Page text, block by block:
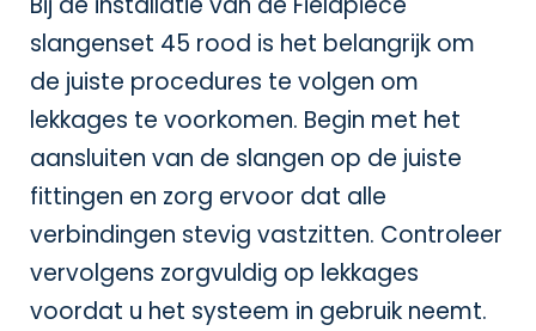
slangenset 45 rood is het belangrijk om
de juiste procedures te volgen om
lekkages te voorkomen. Begin met het
aansluiten van de slangen op de juiste
fittingen en zorg ervoor dat alle
verbindingen stevig vastzitten. Controleer
vervolgens zorgvuldig op lekkages
voordat u het systeem in gebruik neemt.